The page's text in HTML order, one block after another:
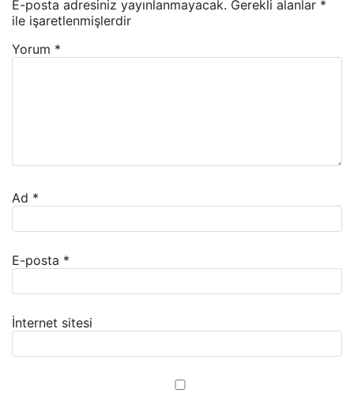
E-posta adresiniz yayınlanmayacak. Gerekli alanlar *
ile işaretlenmişlerdir
Yorum *
Ad *
E-posta *
İnternet sitesi